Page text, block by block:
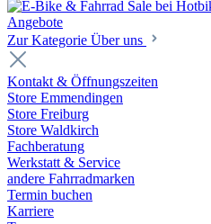
Zur Kategorie Über uns
Kontakt & Öffnungszeiten
Store Emmendingen
Store Freiburg
Store Waldkirch
Fachberatung
Werkstatt & Service
andere Fahrradmarken
Termin buchen
Karriere